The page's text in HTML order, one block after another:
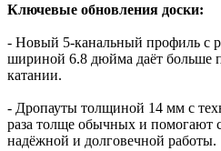
Ключевые обновления доски:
- Новый 5-канальный профиль с
шириной 6.8 дюйма даёт больше
катании.
- Дропауты толщиной 14 мм с
раза толще обычных и помогают
надёжной и долговечной работы.